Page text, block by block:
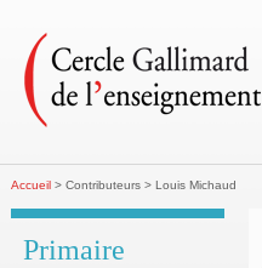
Accueil > Contributeurs > Louis Michaud
Primaire